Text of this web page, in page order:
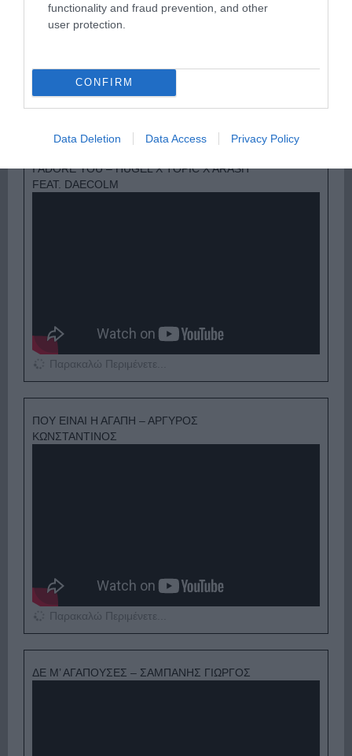
functionality and fraud prevention, and other
user protection.
CONFIRM
Data Deletion Data Access Privacy Policy
Παρακαλώ Περιμένετε...
I ADORE YOU – HUGEL X TOPIC X ARASH
FEAT. DAECOLM
Παρακαλώ Περιμένετε...
ΠΟΥ ΕΙΝΑΙ Η ΑΓΑΠΗ – ΑΡΓΥΡΟΣ
ΚΩΝΣΤΑΝΤΙΝΟΣ
Παρακαλώ Περιμένετε...
ΔΕ Μ’ ΑΓΑΠΟΥΣΕΣ – ΣΑΜΠΑΝΗΣ ΓΙΩΡΓΟΣ